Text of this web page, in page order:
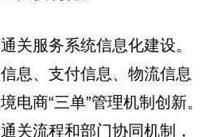
关服务系统信息化建设。
息、支付信息、物流信息
电商“三单”管理机制创新。
关流程和部门协同机制，